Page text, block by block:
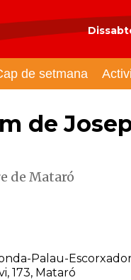
de setmana
de
de Mataró
Palau-
173, Mataró